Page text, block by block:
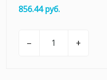
856.44 руб.
– +